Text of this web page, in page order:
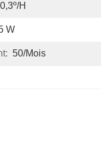
0,3º/h
W
50/mois